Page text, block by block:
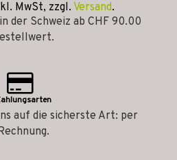
MwSt, zzgl. Versand.
der Schweiz ab CHF 90.00
auf die sicherste Art: per